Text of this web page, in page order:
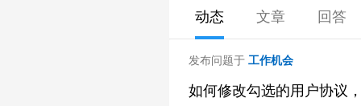
动态 文章 回答
发布问题于 工作机会
如何修改勾选的用户协议